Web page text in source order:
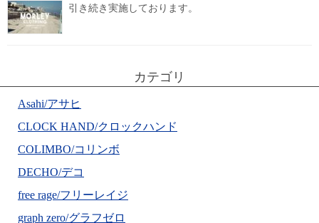
引き続き実施しております。
カテゴリ
Asahi/アサヒ
CLOCK HAND/クロックハンド
COLIMBO/コリンボ
DECHO/デコ
free rage/フリーレイジ
graph zero/グラフゼロ